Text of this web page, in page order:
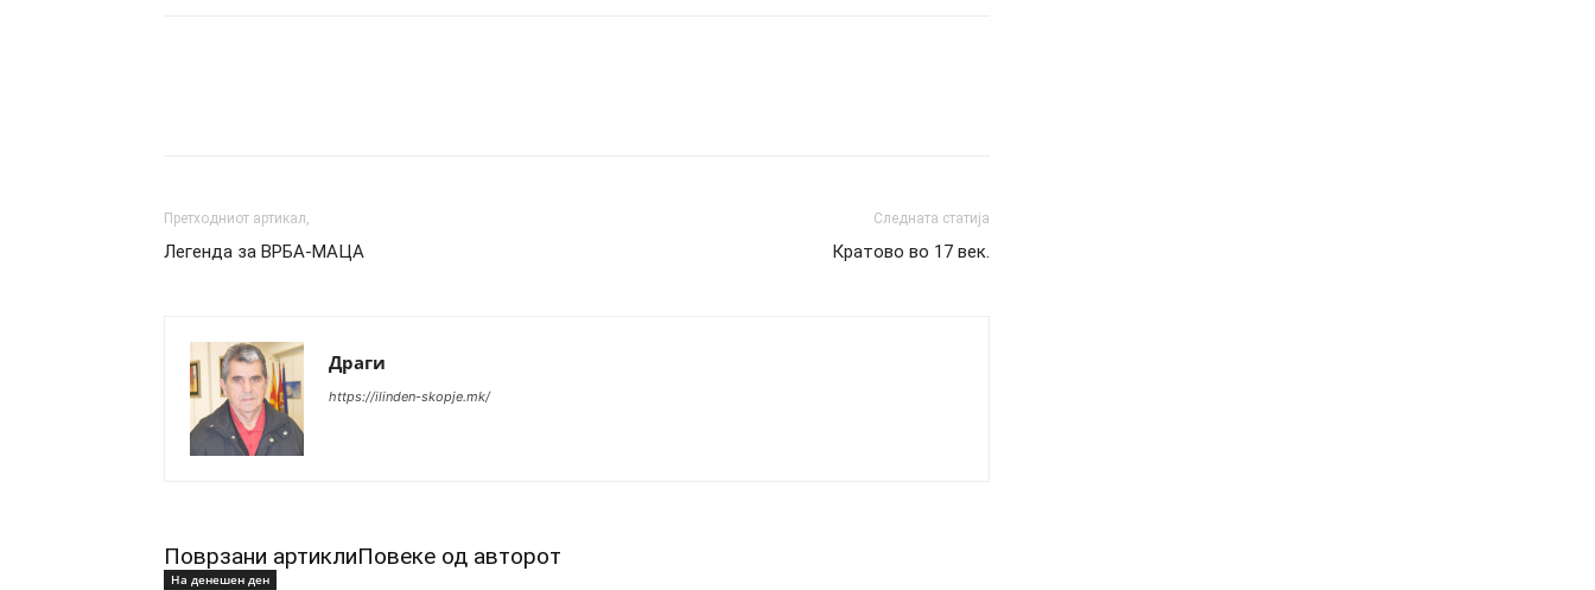
Претходниот артикал,
Легенда за ВРБА-МАЦА
Следната статија
Кратово во 17 век.
Драги
https://ilinden-skopje.mk/
Поврзани артиклиПовеке од авторот
На денешен ден